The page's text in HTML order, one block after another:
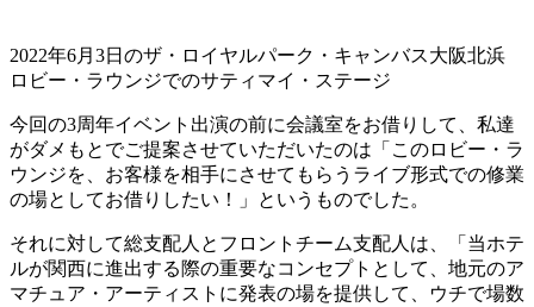
2022年6月3日のザ・ロイヤルパーク・キャンバス大阪北浜
ロビー・ラウンジでのサティマイ・ステージ
今回の3周年イベント出演の前に会議室をお借りして、私達
がダメもとでご提案させていただいたのは「このロビー・ラ
ウンジを、お客様を相手にさせてもらうライブ形式での修業
の場としてお借りしたい！」というものでした。
それに対して総支配人とフロントチーム支配人は、「当ホテ
ルが関西に進出する際の重要なコンセプトとして、地元のア
マチュア・アーティストに発表の場を提供して、ウチで場数